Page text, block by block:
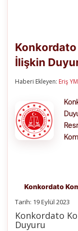
İlişkin
Haberi Ekleyen: Eriş
Konkordato
Tarih: 19 Eylül 2023
Konkordato
Duyuru